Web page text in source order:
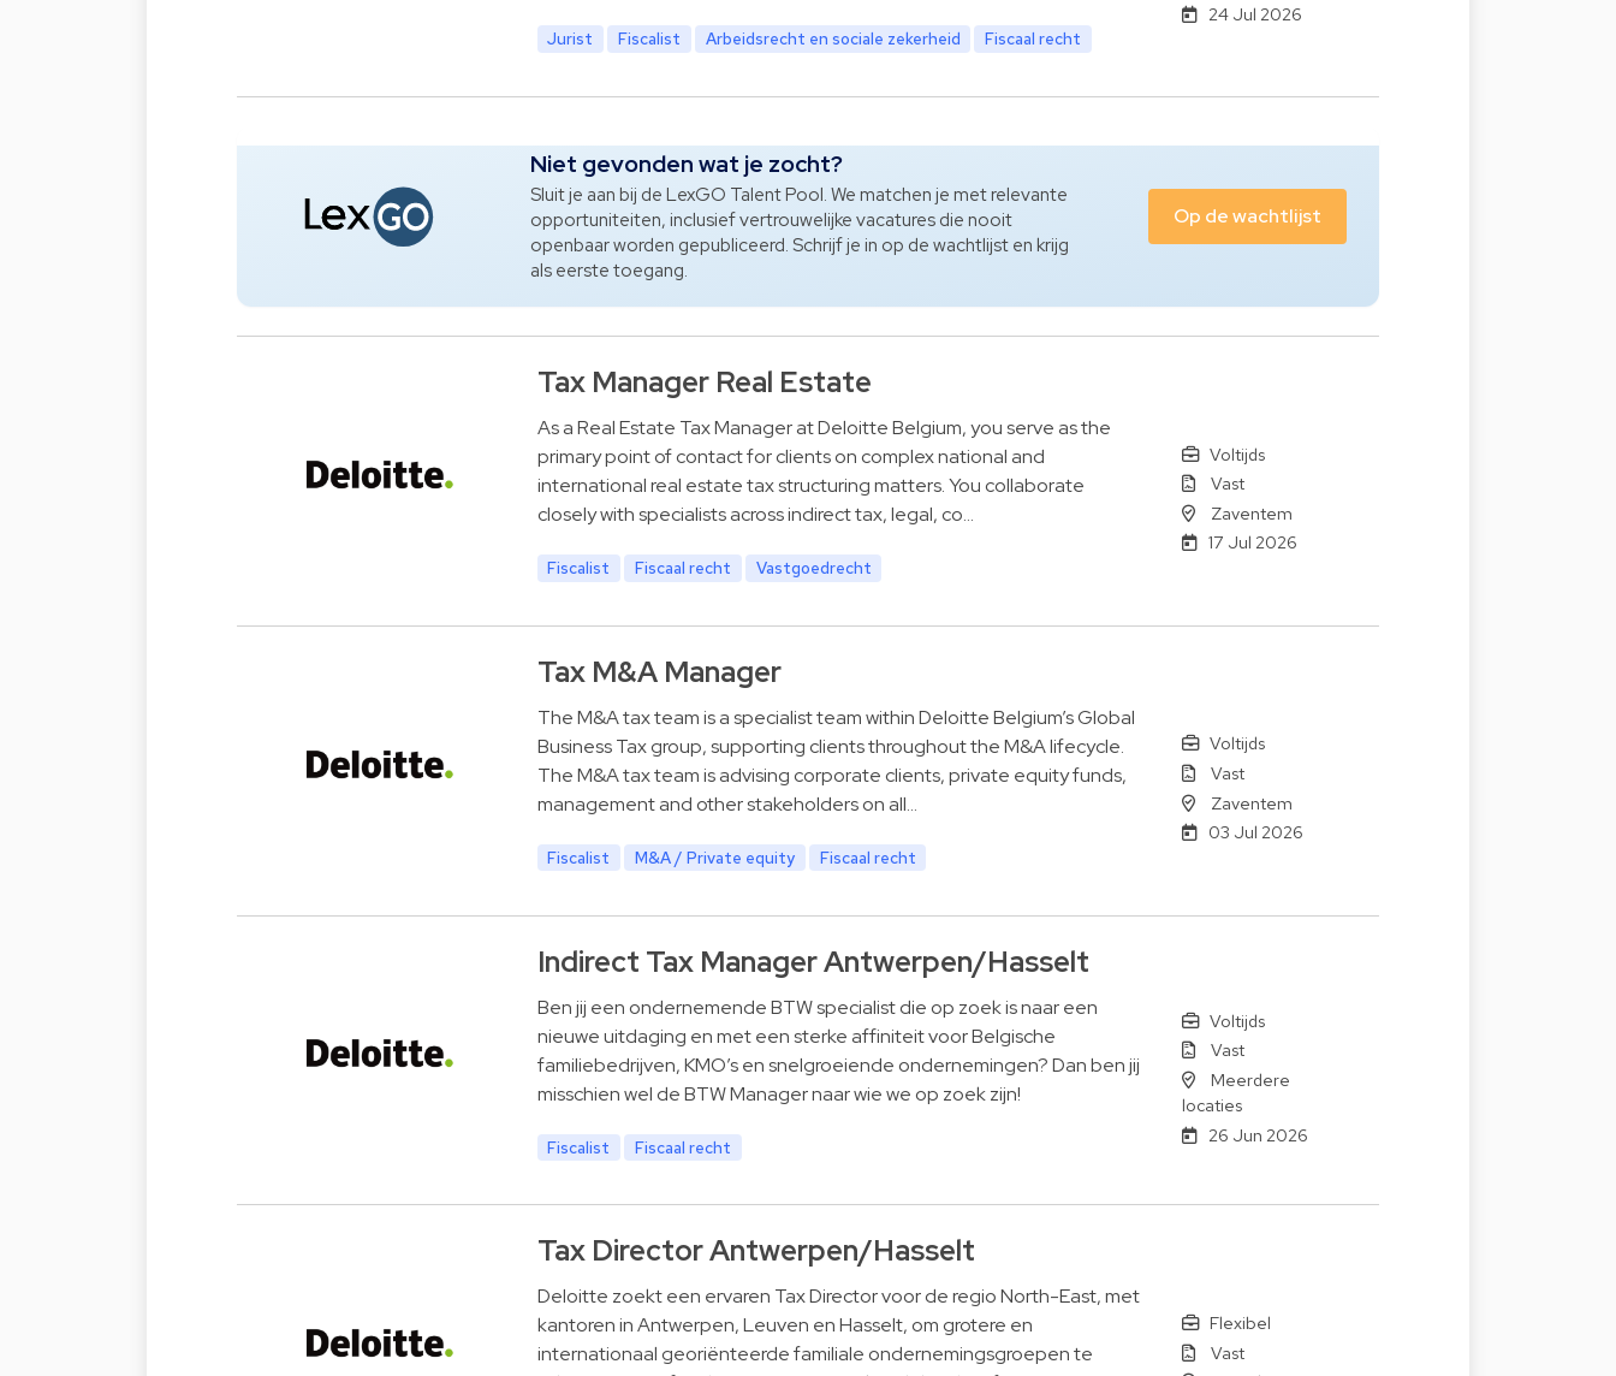
Jurist Fiscalist Arbeidsrecht en sociale zekerheid Fiscaal recht
24 Jul 2026
Niet gevonden wat je zocht?
Sluit je aan bij de LexGO Talent Pool. We matchen je met relevante
opportuniteiten, inclusief vertrouwelijke vacatures die nooit
openbaar worden gepubliceerd. Schrijf je in op de wachtlijst en krijg
als eerste toegang.
Op de wachtlijst
Tax Manager Real Estate
As a Real Estate Tax Manager at Deloitte Belgium, you serve as the
primary point of contact for clients on complex national and
international real estate tax structuring matters. You collaborate
closely with specialists across indirect tax, legal, co…
Fiscalist Fiscaal recht Vastgoedrecht
Voltijds
Vast
Zaventem
17 Jul 2026
Tax M&A Manager
The M&A tax team is a specialist team within Deloitte Belgium’s Global
Business Tax group, supporting clients throughout the M&A lifecycle.
The M&A tax team is advising corporate clients, private equity funds,
management and other stakeholders on all…
Fiscalist M&A / Private equity Fiscaal recht
Voltijds
Vast
Zaventem
03 Jul 2026
Indirect Tax Manager Antwerpen/Hasselt
Ben jij een ondernemende BTW specialist die op zoek is naar een
nieuwe uitdaging en met een sterke affiniteit voor Belgische
familiebedrijven, KMO’s en snelgroeiende ondernemingen? Dan ben jij
misschien wel de BTW Manager naar wie we op zoek zijn!
Fiscalist Fiscaal recht
Voltijds
Vast
Meerdere
locaties
26 Jun 2026
Tax Director Antwerpen/Hasselt
Deloitte zoekt een ervaren Tax Director voor de regio North-East, met
kantoren in Antwerpen, Leuven en Hasselt, om grotere en
internationaal georiënteerde familiale ondernemingsgroepen te
Flexibel
Vast